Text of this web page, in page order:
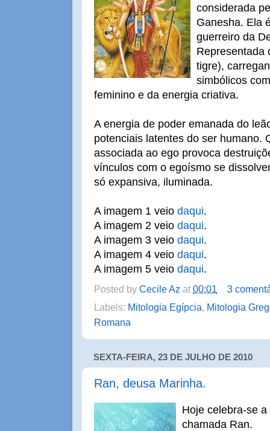
considerada
Ganesha. Ela
guerreiro da
Representada
tigre),
simbólicos
feminino e da energia criativa.
A energia de poder emanada do
potenciais latentes do ser humano.
associada ao ego provoca
vínculos com o egoísmo se
só expansiva, iluminada.
A imagem 1 veio daqui.
A imagem 2 veio daqui.
A imagem 3 veio daqui.
A imagem 4 veio daqui.
A imagem 5 veio daqui.
Posted by Cecile Az at 00:01
3
Labels: Mitologia Egípcia, Mitologia
Romana
SEXTA-FEIRA, 23 DE JULHO DE 2010
Ran, deusa Marinha.
Hoje celebra-se
chamada Ran.